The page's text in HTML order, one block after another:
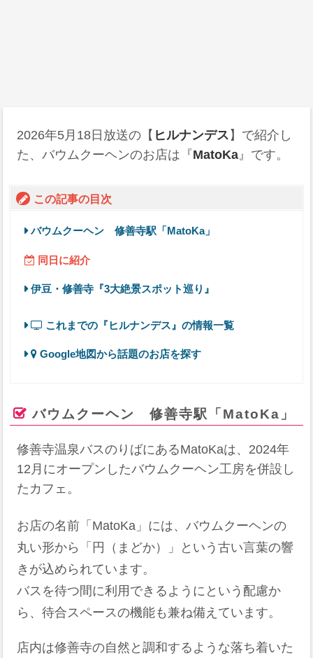
2026年5月18日 放送の【 ヒルナンデス 】で紹介し
た、バウムクーヘンのお店は『MatoKa』です。
この記事の目次
バウムクーヘン 修善寺駅「MatoKa」
同日に紹介
伊豆・修善寺『3大絶景スポット巡り』
これまでの『ヒルナンデス』の情報一覧
Google地図から話題のお店を探す
バウムクーヘン 修善寺駅「MatoKa」
修善寺温泉バスのりばにあるMatoKaは、2024年
12月にオープンしたバウムクーヘン工房を併設し
たカフェ。
お店の名前「MatoKa」には、バウムクーヘンの
丸い形から「円（まどか）」という古い言葉の響
きが込められています。
バスを待つ間に利用できるようにという配慮か
ら、待合スペースの機能も兼ね備えています。
店内は修善寺の自然と調和するような落ち着いた